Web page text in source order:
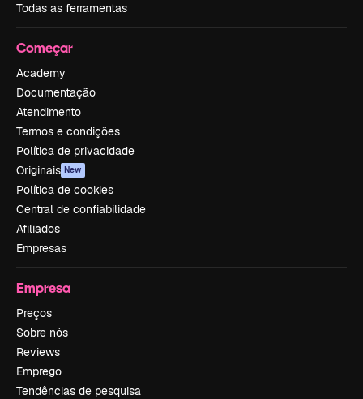
Todas as ferramentas
Começar
Academy
Documentação
Atendimento
Termos e condições
Política de privacidade
Originais New
Política de cookies
Central de confiabilidade
Afiliados
Empresas
Empresa
Preços
Sobre nós
Reviews
Emprego
Tendências de pesquisa